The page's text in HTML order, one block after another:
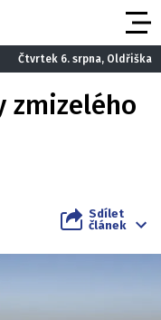
Čtvrtek 6. srpna, Oldřiška
zmizelého
Sdílet
článek